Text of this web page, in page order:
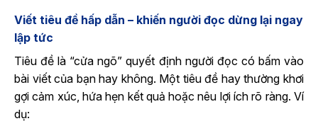
Viết tiêu đề hấp dẫn – khiến người đọc dừng lại ngay
lập tức
Tiêu đề là “cửa ngõ” quyết định người đọc có bấm vào
bài viết của bạn hay không. Một tiêu đề hay thường khơi
gợi cảm xúc, hứa hẹn kết quả hoặc nêu lợi ích rõ ràng. Ví
dụ: